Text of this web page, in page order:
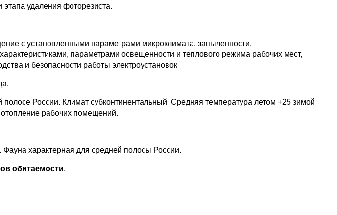
этапа удаления фоторезиста.
с установленными параметрами микроклимата, запыленности,
параметрами освещенности и теплового режима рабочих мест,
и безопасности работы электроустановок
полосе России. Климат субконтинентальный. Средняя температура летом +25 зимой
рабочих помещений.
характерная для средней полосы России.
обитаемости.